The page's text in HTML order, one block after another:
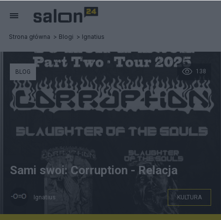
Strona główna Blogi Ignatius
138
BLOG
Sami swoi: Corruption - Relacja
Ignatius KULTURA